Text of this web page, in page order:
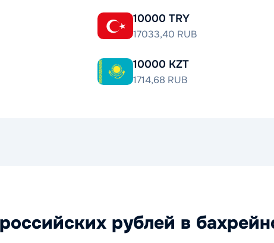
10000 TRY
17033,40 RUB
10000 KZT
1714,68 RUB
рублей в